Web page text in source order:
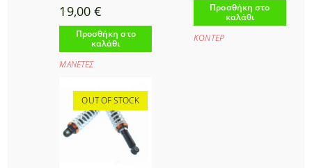
19,00€
Προσθήκη στο
καλάθι
ΜΑΝΕΤΕΣ
Προσθήκη στο
καλάθι
ΚΟΝΤΕΡ
OUT OF STOCK